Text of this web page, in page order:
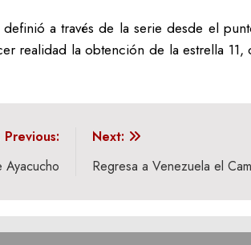
a través de la serie desde el
realidad la obtención de la estrella
Previous:
Ayacucho
Next:
Regresa a Venezuela el